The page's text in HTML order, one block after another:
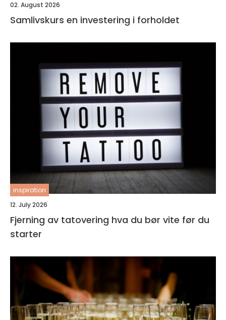
02. August 2026
Samlivskurs en investering i forholdet
inspiration
12. July 2026
Fjerning av tatovering hva du bør vite før du
starter